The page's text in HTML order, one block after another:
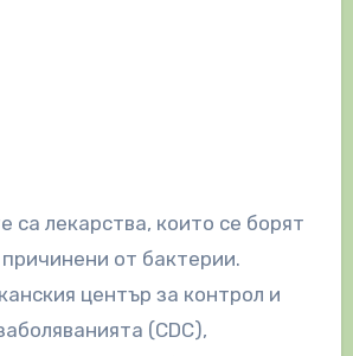
от бактерии.
център за контрол и
(CDC),